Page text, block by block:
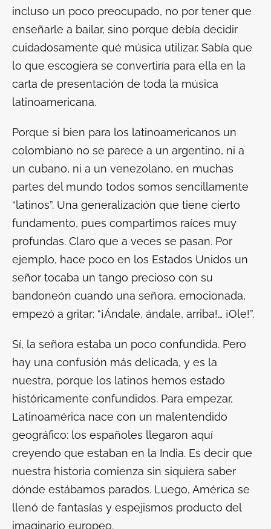
incluso un poco preocupado, no por tener que
enseñarle a bailar, sino porque debía decidir
cuidadosamente qué música utilizar. Sabía que
lo que escogiera se convertiría para ella en la
carta de presentación de toda la música
latinoamericana.
Porque si bien para los latinoamericanos un
colombiano no se parece a un argentino, ni a
un cubano, ni a un venezolano, en muchas
partes del mundo todos somos sencillamente
“latinos”. Una generalización que tiene cierto
fundamento, pues compartimos raíces muy
profundas. Claro que a veces se pasan. Por
ejemplo, hace poco en los Estados Unidos un
señor tocaba un tango precioso con su
bandoneón cuando una señora, emocionada,
empezó a gritar: “¡Ándale, ándale, arriba!… ¡Ole!”.
Sí, la señora estaba un poco confundida. Pero
hay una confusión más delicada, y es la
nuestra, porque los latinos hemos estado
históricamente confundidos. Para empezar,
Latinoamérica nace con un malentendido
geográfico: los españoles llegaron aquí
creyendo que estaban en la India. Es decir que
nuestra historia comienza sin siquiera saber
dónde estábamos parados. Luego, América se
llenó de fantasías y espejismos producto del
imaginario europeo.